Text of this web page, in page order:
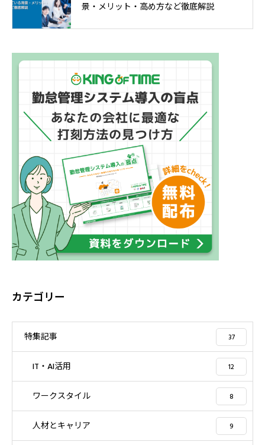
景・メリット・高め方など徹底解説
カテゴリー
特集記事 37
IT・AI活用 12
ワークスタイル 8
人材とキャリア 9